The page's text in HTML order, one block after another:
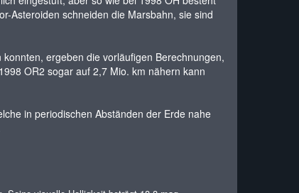
Asteroiden schneiden die Marsbahn, sie sind
ergeben die vorläufigen Berechnungen,
OR2 sogar auf 2,7 Mio. km nähern kann
in periodischen Abständen der Erde nahe